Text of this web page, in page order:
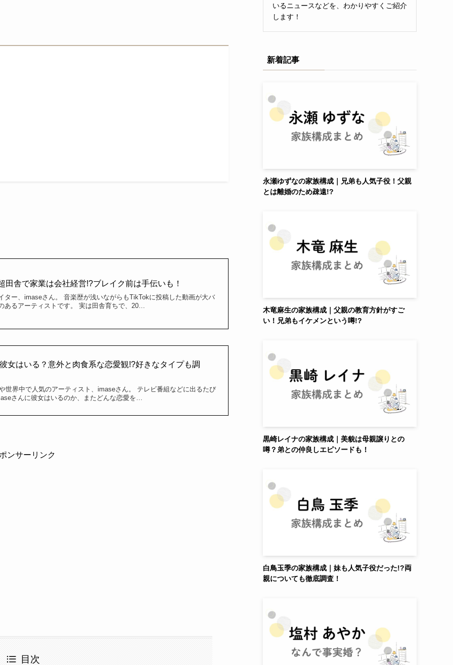
田舎で家業は会社経営!?ブレイク前は手伝いも！
ター、imaseさん。 音楽歴が浅いながらもTikTokに投稿した動画が大バ
あるアーティストです。 実は田舎育ちで、20…
女はいる？意外と肉食系な恋愛観!?好きなタイプも調
世界中で人気のアーティスト、imaseさん。 テレビ番組などに出るたび
さんに彼女はいるのか、またどんな恋愛を…
ンサーリンク
目次
いるニュースなどを、わかりやすくご紹介
します！
新着記事
永瀬ゆずなの家族構成｜兄弟も人気子役！父親
とは離婚のため疎遠!?
木竜麻生の家族構成｜父親の教育方針がすご
い！兄弟もイケメンという噂!?
黒崎レイナの家族構成｜美貌は母親譲りとの
噂？弟との仲良しエピソードも！
白鳥玉季の家族構成｜妹も人気子役だった!?両
親についても徹底調査！